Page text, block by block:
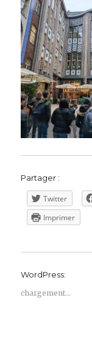
Partager :
Twitter
Imprimer
WordPress:
chargement…